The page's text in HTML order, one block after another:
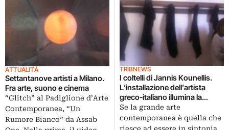
ATTUALITÀ
Settantanove artisti a Milano.
Fra arte, suono e cinema
“Glitch” al Padiglione d’Arte
Contemporanea, “Un
Rumore Bianco” da Assab
TRIBNEWS
I coltelli di Jannis Kounellis.
L’installazione dell’artista
greco-italiano illumina la
sezione Arte del Todi Festival,
con la Russia come ospite
d’onore. Ecco immagini e
Se la grande arte
contemporanea è quella che
riesce ad essere in sintonia